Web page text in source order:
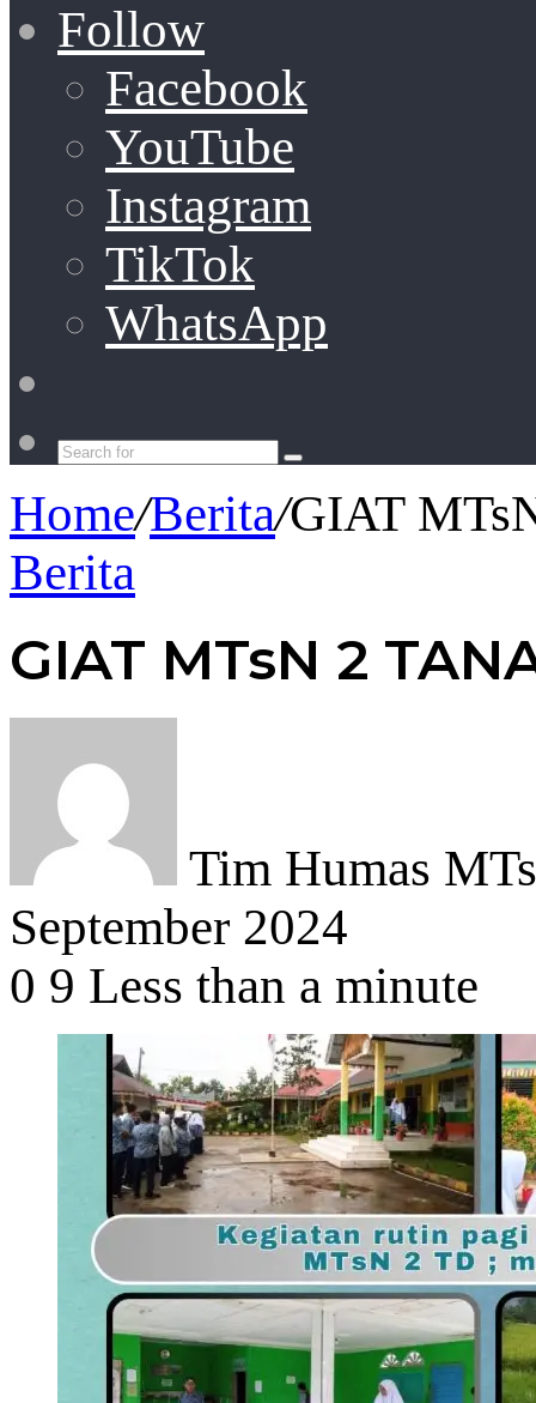
Follow
Facebook
YouTube
Instagram
TikTok
WhatsApp
Search
Home/Berita/GIAT
Berita
GIAT MTsN 2
Tim Humas
September 2024
0 9 Less than a minute